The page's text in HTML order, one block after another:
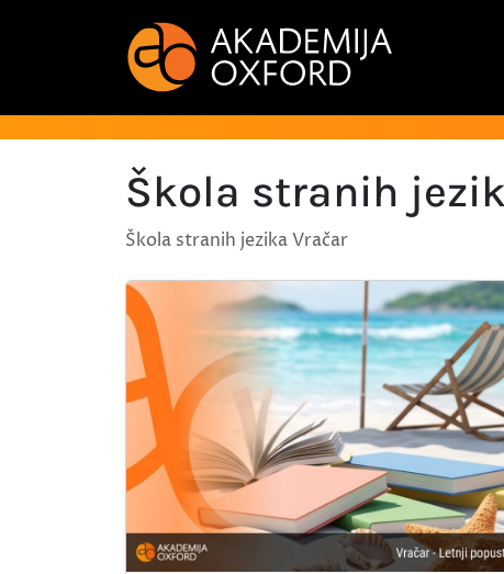
Škola stranih
Škola stranih jezika Vračar